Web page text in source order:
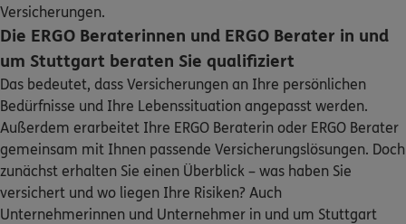
Schaden oder Leistungsfall melden
Bequem online oder telefonisch
Rechnung einreichen
Michael Höhenberger
Talstr. 77 70188 Stuttgart
(3.2 km)
Homepage besuchen
4.9/5 ERGO
Klaus Weingart
Franz-Schubert-Str. 37 und 48, 70195 Stuttgart
(3.9 km)
Homepage besuchen
Versicherungen.
Die ERGO Beraterinnen und ERGO Berater in und
um Stuttgart beraten Sie qualifiziert
Das bedeutet, dass Versicherungen an Ihre persönlichen
Bedürfnisse und Ihre Lebenssituation angepasst werden.
Außerdem erarbeitet Ihre ERGO Beraterin oder ERGO Berater
gemeinsam mit Ihnen passende Versicherungslösungen. Doch
zunächst erhalten Sie einen Überblick – was haben Sie
versichert und wo liegen Ihre Risiken? Auch
Unternehmerinnen und Unternehmer in und um Stuttgart